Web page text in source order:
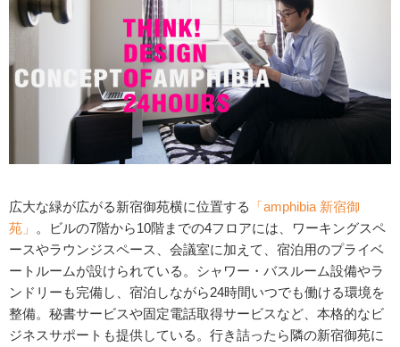
広大な緑が広がる新宿御苑横に位置する
「amphibia 新宿御
苑」
。ビルの7階から10階までの4フロアには、ワーキングスペ
ースやラウンジスペース、会議室に加えて、宿泊用のプライベ
ートルームが設けられている。シャワー・バスルーム設備やラ
ンドリーも完備し、宿泊しながら24時間いつでも働ける環境を
整備。秘書サービスや固定電話取得サービスなど、本格的なビ
ジネスサポートも提供している。行き詰ったら隣の新宿御苑に